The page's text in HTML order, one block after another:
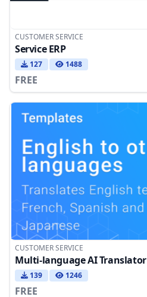
CUSTOMER SERVICE
Service ERP
127 1488
FREE
CUSTOMER SERVICE
Multi-language AI Translator
139 1246
FREE